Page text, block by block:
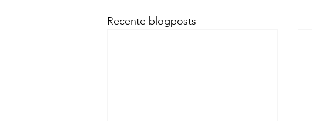
Recente blogposts